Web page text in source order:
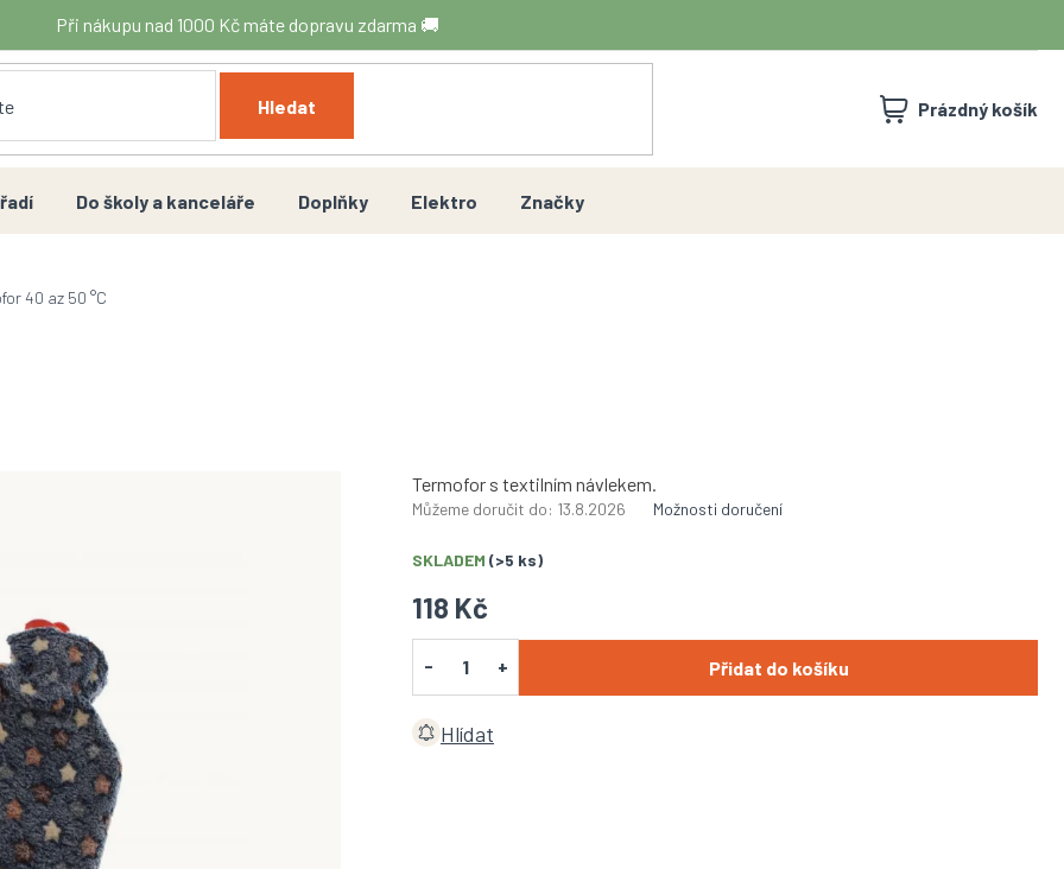
Při nákupu nad 1000 Kč máte dopravu zdarma 🚚
Hledat
NÁKUPNÍ
Prázdný košík
Do školy a kanceláře Doplňky Elektro Značky
40 az 50 °C
118 Kč
SKLADEM (>5 ks)
Můžeme doručit do: 13.8.2026 Možnosti doručení
Přidat do košíku
Termofor s textilním návlekem.
Hlídat